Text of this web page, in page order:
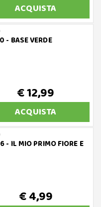
ACQUISTA
- BASE VERDE
€ 12,99
ACQUISTA
- IL MIO PRIMO FIORE E
€ 4,99